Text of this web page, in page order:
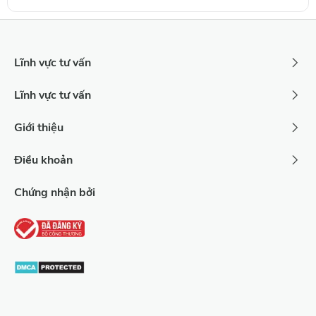
Lĩnh vực tư vấn
Lĩnh vực tư vấn
Giới thiệu
Điều khoản
Chứng nhận bởi